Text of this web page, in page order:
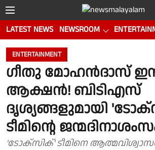
LATEST NEWS NEWSROOM
ENTERTAINMENT
ഗീതു മോഹൻദാസ്
ആക്ഷൻ! ബിടിഎസ്
ദൃശ്യങ്ങളുമായി
ടീമിന്റെ
'ടോക്സിക്' ടീമിനെ